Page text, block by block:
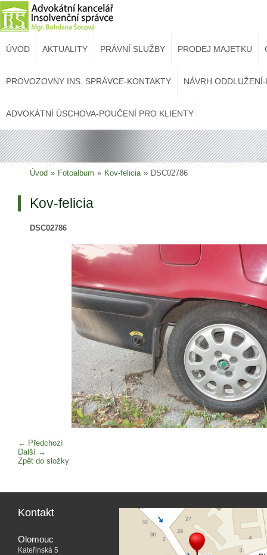
ÚVOD AKTUALITY PRÁVNÍ SLUŽBY PRODEJ MAJETKU
PROVOZOVNY INS. SPRÁVCE-KONTAKTY NÁVRH
ADVOKÁTNÍ ÚSCHOVA-POUČENÍ PRO KLIENTY
Úvod » Fotoalbum » Kov-felicia » DSC02786
Kov-felicia
DSC02786
← Předchozí
Další →
Zpět do složky
Kontakt
Olomouc
Kateřinská 5